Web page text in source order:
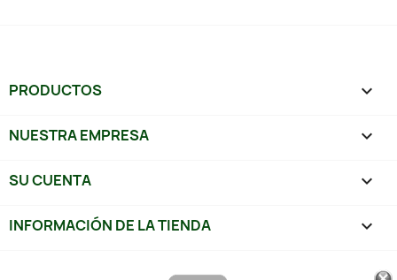
PRODUCTOS 
NUESTRA EMPRESA 
SU CUENTA 
INFORMACIÓN DE LA TIENDA keyboard_arrow_down